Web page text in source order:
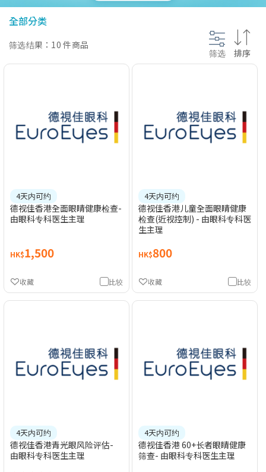
@section InlineScriptsHead {
全部分类
筛选结果：10 件商品
筛选 排序
4天内可约
德视佳香港全面眼睛健康检查-
由眼科专科医生主理
HK$1,500
比较
收藏
4天内可约
德视佳香港儿童全面眼睛健康
检查(近视控制) - 由眼科专科医
生主理
HK$800
比较
收藏
4天内可约
德视佳香港青光眼风险评估-
由眼科专科医生主理
4天内可约
德视佳香港 60+长者眼睛健康
筛查- 由眼科专科医生主理